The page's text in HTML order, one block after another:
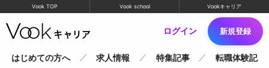
Vook TOP Vook school Vookキャリア
ログイン 新規登録
はじめての方へ 求人情報 特集記事 転職体験記